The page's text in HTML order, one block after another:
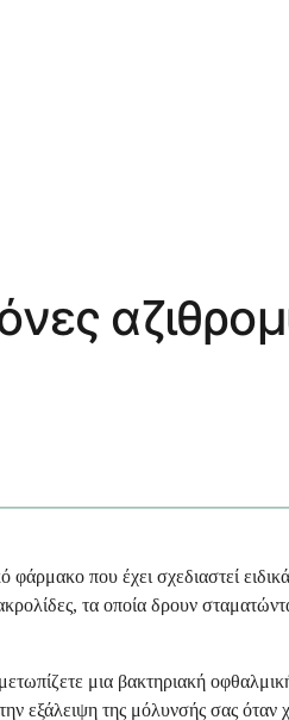
φάρμακο που έχει σχεδιαστεί
τα οποία δρουν
μια βακτηριακή
εξάλειψη της μόλυνσής σας όταν